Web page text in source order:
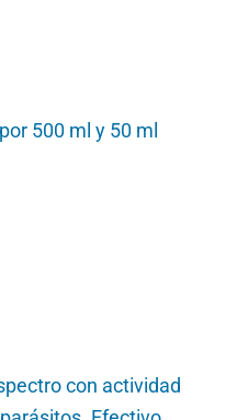
500 ml y 50 ml
con actividad